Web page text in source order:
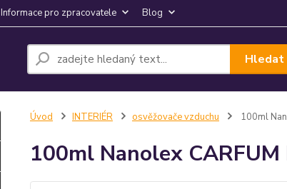
Informace pro zpracovatele Blog
Hledat
Úvod INTERIÉR osvěžovače vzduchu 100ml
100ml Nanolex